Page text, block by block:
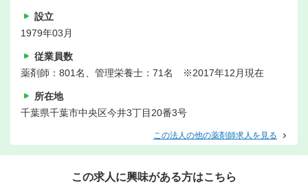
設立
1979年03月
従業員数
薬剤師：801名、管理栄養士：71名 ※2017年12月現在
所在地
千葉県千葉市中央区今井3丁目20番3号
この法人の他の薬剤師求人を見る
この求人に興味がある方はこちら